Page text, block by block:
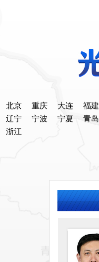
北京 重庆 大连 福建
辽宁 宁波 宁夏 青岛
浙江